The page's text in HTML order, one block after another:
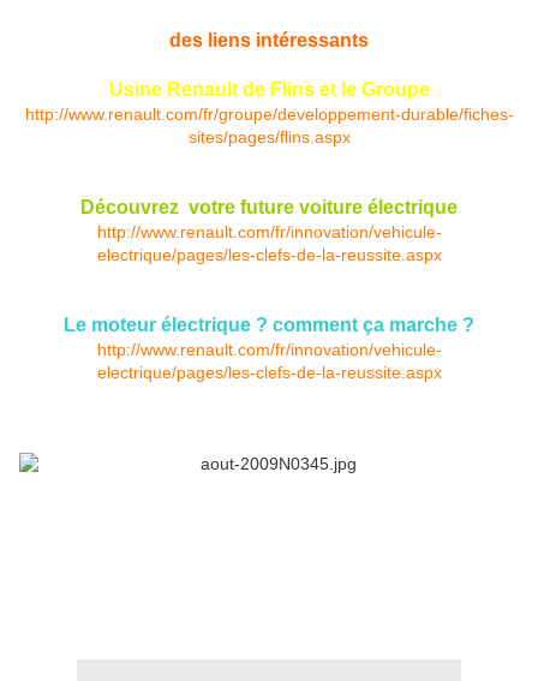
des liens intéressants
Usine Renault de Flins et le Groupe
http://www.renault.com/fr/groupe/developpement-durable/fiches-
sites/pages/flins.aspx
Découvrez votre future voiture électrique
http://www.renault.com/fr/innovation/vehicule-
electrique/pages/les-clefs-de-la-reussite.aspx
Le moteur électrique ? comment ça marche ?
http://www.renault.com/fr/innovation/vehicule-
electrique/pages/les-clefs-de-la-reussite.aspx